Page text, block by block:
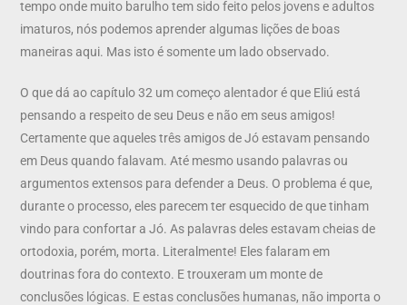
tempo onde muito barulho tem sido feito pelos jovens e adultos
imaturos, nós podemos aprender algumas lições de boas
maneiras aqui. Mas isto é somente um lado observado.
O que dá ao capítulo 32 um começo alentador é que Eliú está
pensando a respeito de seu Deus e não em seus amigos!
Certamente que aqueles três amigos de Jó estavam pensando
em Deus quando falavam. Até mesmo usando palavras ou
argumentos extensos para defender a Deus. O problema é que,
durante o processo, eles parecem ter esquecido de que tinham
vindo para confortar a Jó. As palavras deles estavam cheias de
ortodoxia, porém, morta. Literalmente! Eles falaram em
doutrinas fora do contexto. E trouxeram um monte de
conclusões lógicas. E estas conclusões humanas, não importa o